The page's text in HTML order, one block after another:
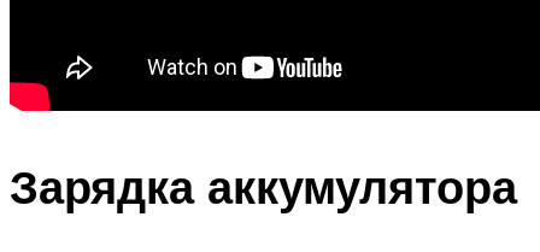
Зарядка аккумулятора